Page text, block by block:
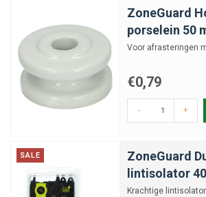
ZoneGuard
porselein 50
Voor afrasteringen
€0,79
- +
SALE
ZoneGuard
lintisolator
Krachtige